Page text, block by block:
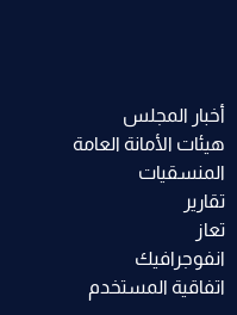
أخبار المجلس
هيئات الأمانة العامة
المنسقيات
تقارير
تعاز
انفوجرافيك
اتفاقية المستخدم